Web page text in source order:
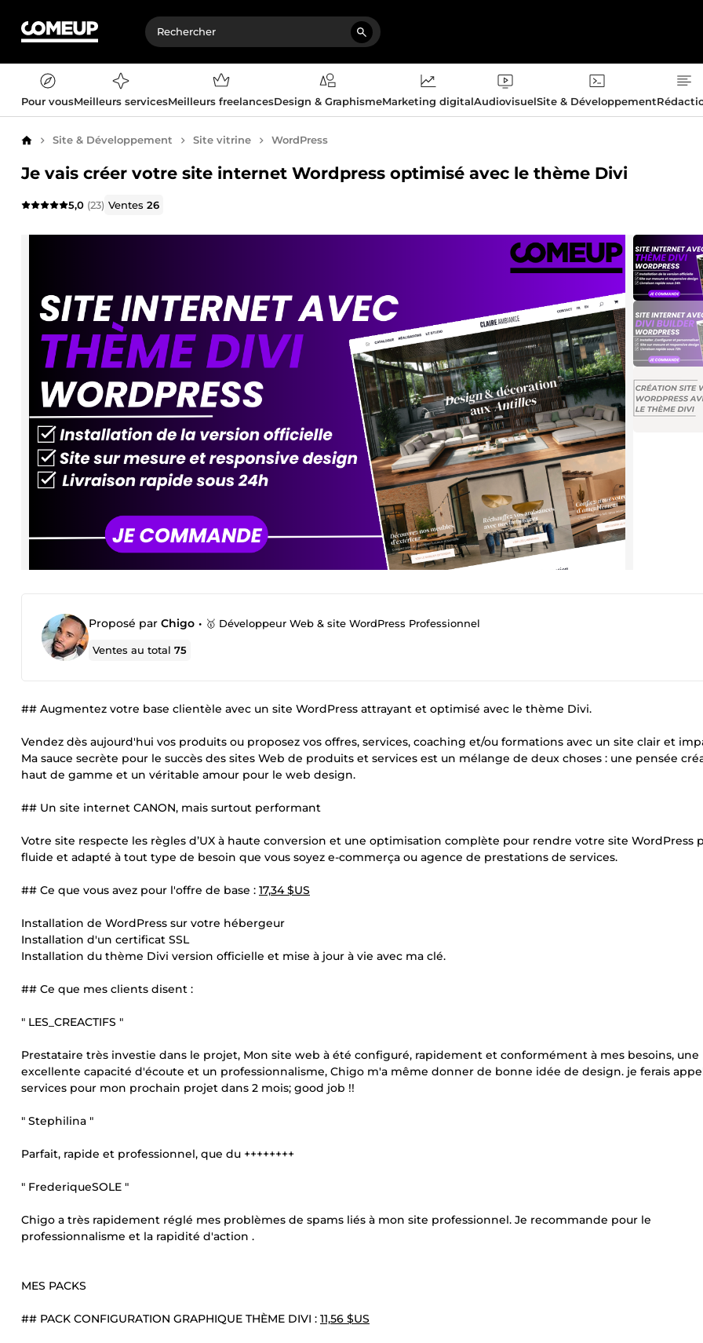
Pour vousMeilleurs servicesMeilleurs freelancesDesign & GraphismeMarketing digitalAudiovisuelSite & Développement
AccueilSite & Développement Site vitrine WordPress
Je vais créer votre site internet Wordpress optimisé avec le thème Divi
5,0 (23) Ventes26
Proposé par Chigo • 🥇 Développeur Web & site WordPress Professionnel
Ventes au total75
## Augmentez votre base clientèle avec un site WordPress attrayant et optimisé avec le thème Divi.
Vendez dès aujourd'hui vos produits ou proposez vos offres, services, coaching et/ou formations avec un site clair et
Ma sauce secrète pour le succès des sites Web de produits et services est un mélange de deux choses : une pensée
haut de gamme et un véritable amour pour le web design.
## Un site internet CANON, mais surtout performant
Votre site respecte les règles d’UX à haute conversion et une optimisation complète pour rendre votre site WordPress
fluide et adapté à tout type de besoin que vous soyez e-commerça ou agence de prestations de services.
## Ce que vous avez pour l'offre de base : 17,34 $US
Installation de WordPress sur votre hébergeur
Installation d'un certificat SSL
Installation du thème Divi version officielle et mise à jour à vie avec ma clé.
## Ce que mes clients disent :
" LES_CREACTIFS "
Prestataire très investie dans le projet, Mon site web à été configuré, rapidement et conformément à mes besoins, une
excellente capacité d'écoute et un professionnalisme, Chigo m'a même donner de bonne idée de design. je ferais
services pour mon prochain projet dans 2 mois; good job !!
" Stephilina "
Parfait, rapide et professionnel, que du ++++++++
" FrederiqueSOLE "
Chigo a très rapidement réglé mes problèmes de spams liés à mon site professionnel. Je recommande pour le
professionnalisme et la rapidité d'action .
MES PACKS
## PACK CONFIGURATION GRAPHIQUE THÈME DIVI : 11,56 $US